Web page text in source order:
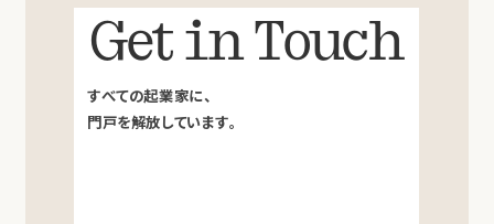
Get in Touch
すべての起業家に、
門戸を解放しています。